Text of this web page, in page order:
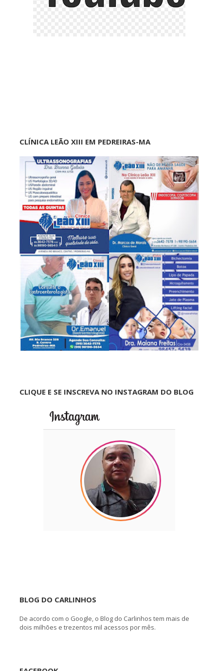
CLÍNICA LEÃO XIII EM PEDREIRAS-MA
CLIQUE E SE INSCREVA NO INSTAGRAM DO BLOG
BLOG DO CARLINHOS
De acordo com o Google, o Blog do Carlinhos tem mais de
dois milhões e trezentos mil acessos por mês.